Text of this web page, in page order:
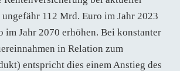
ungefähr 112 Mrd. Euro im Jahr 2023
im Jahr 2070 erhöhen. Bei konstanter
in Relation zum
entspricht dies einem Anstieg des